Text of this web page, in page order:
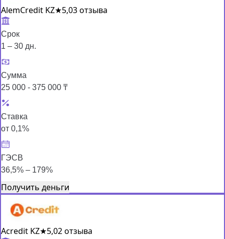
AlemCredit KZ★5,03 отзыва
Срок
1 – 30 дн.
Сумма
25 000 - 375 000 ₸
Ставка
от 0,1%
ГЭСВ
36,5% – 179%
Получить деньги
Acredit KZ★5,02 отзыва